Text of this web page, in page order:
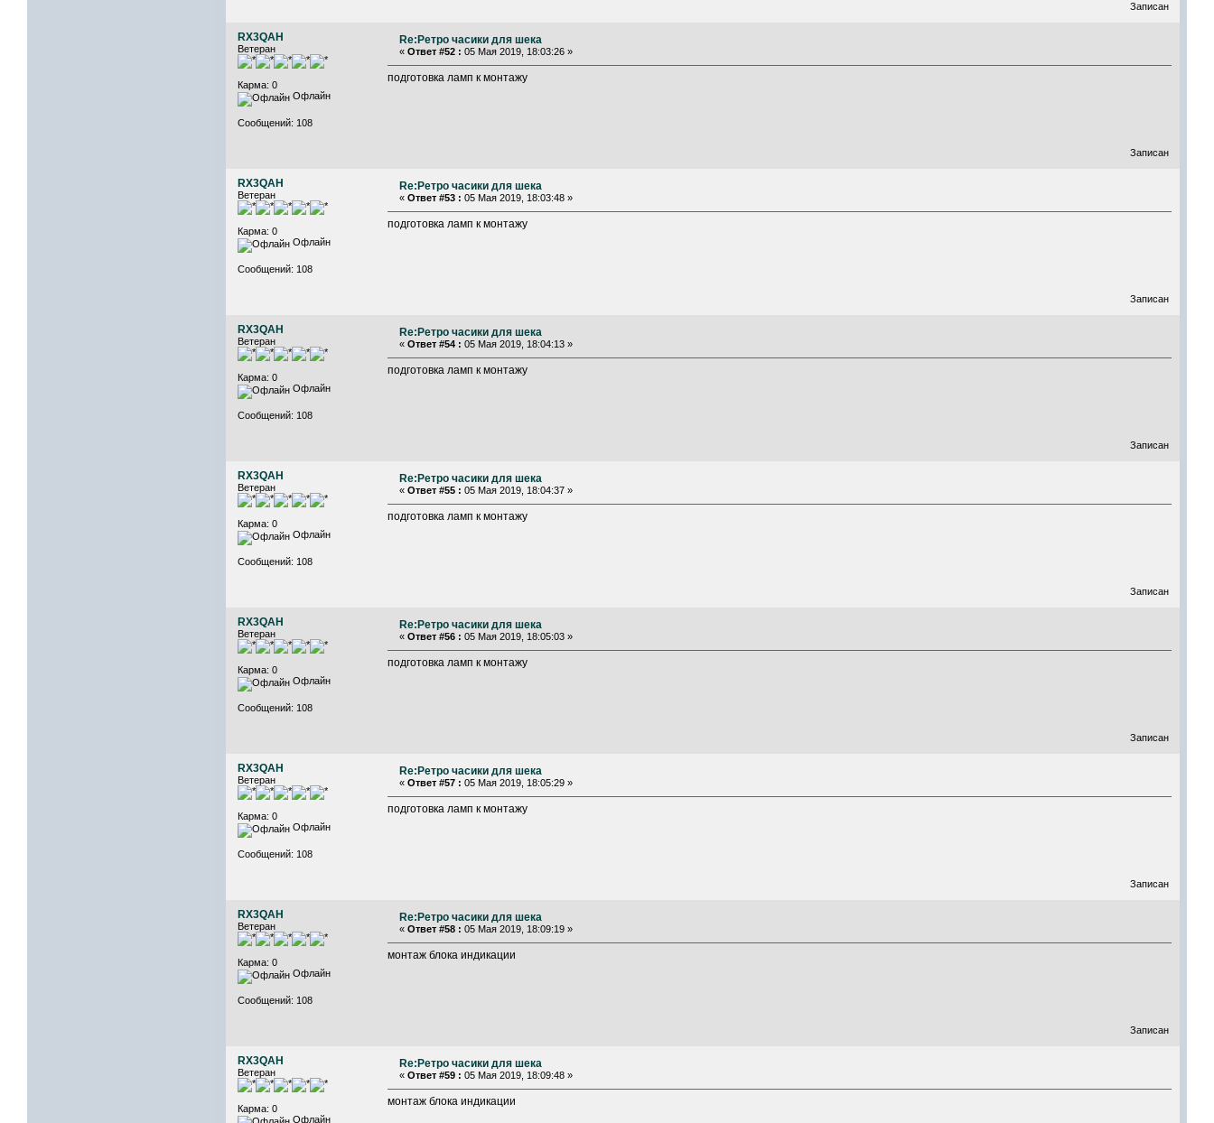
Записан
RX3QAH
Ветеран
Карма: 0
Офлайн
Сообщений: 108
Re:Ретро часики для шека
« Ответ #52 : 05 Мая 2019, 18:03:26 »
подготовка ламп к монтажу
Записан
RX3QAH
Ветеран
Карма: 0
Офлайн
Сообщений: 108
Re:Ретро часики для шека
« Ответ #53 : 05 Мая 2019, 18:03:48 »
подготовка ламп к монтажу
Записан
RX3QAH
Ветеран
Карма: 0
Офлайн
Сообщений: 108
Re:Ретро часики для шека
« Ответ #54 : 05 Мая 2019, 18:04:13 »
подготовка ламп к монтажу
Записан
RX3QAH
Ветеран
Карма: 0
Офлайн
Сообщений: 108
Re:Ретро часики для шека
« Ответ #55 : 05 Мая 2019, 18:04:37 »
подготовка ламп к монтажу
Записан
RX3QAH
Ветеран
Карма: 0
Офлайн
Сообщений: 108
Re:Ретро часики для шека
« Ответ #56 : 05 Мая 2019, 18:05:03 »
подготовка ламп к монтажу
Записан
RX3QAH
Ветеран
Карма: 0
Офлайн
Сообщений: 108
Re:Ретро часики для шека
« Ответ #57 : 05 Мая 2019, 18:05:29 »
подготовка ламп к монтажу
Записан
RX3QAH
Ветеран
Карма: 0
Офлайн
Сообщений: 108
Re:Ретро часики для шека
« Ответ #58 : 05 Мая 2019, 18:09:19 »
монтаж блока индикации
Записан
RX3QAH
Ветеран
Карма: 0
Офлайн
Re:Ретро часики для шека
« Ответ #59 : 05 Мая 2019, 18:09:48 »
монтаж блока индикации